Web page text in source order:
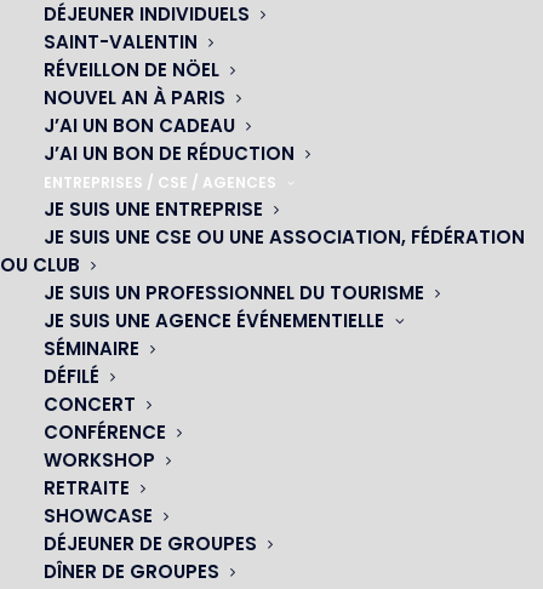
DÉJEUNER INDIVIDUELS
SAINT-VALENTIN
RÉVEILLON DE NÖEL
NOUVEL AN À PARIS
J’AI UN BON CADEAU
J’AI UN BON DE RÉDUCTION
ENTREPRISES / CSE / AGENCES
JE SUIS UNE ENTREPRISE
JE SUIS UNE CSE OU UNE ASSOCIATION, FÉDÉRATION
OU CLUB
JE SUIS UN PROFESSIONNEL DU TOURISME
JE SUIS UNE AGENCE ÉVÉNEMENTIELLE
SÉMINAIRE
DÉFILÉ
CONCERT
CONFÉRENCE
WORKSHOP
RETRAITE
SHOWCASE
DÉJEUNER DE GROUPES
DÎNER DE GROUPES